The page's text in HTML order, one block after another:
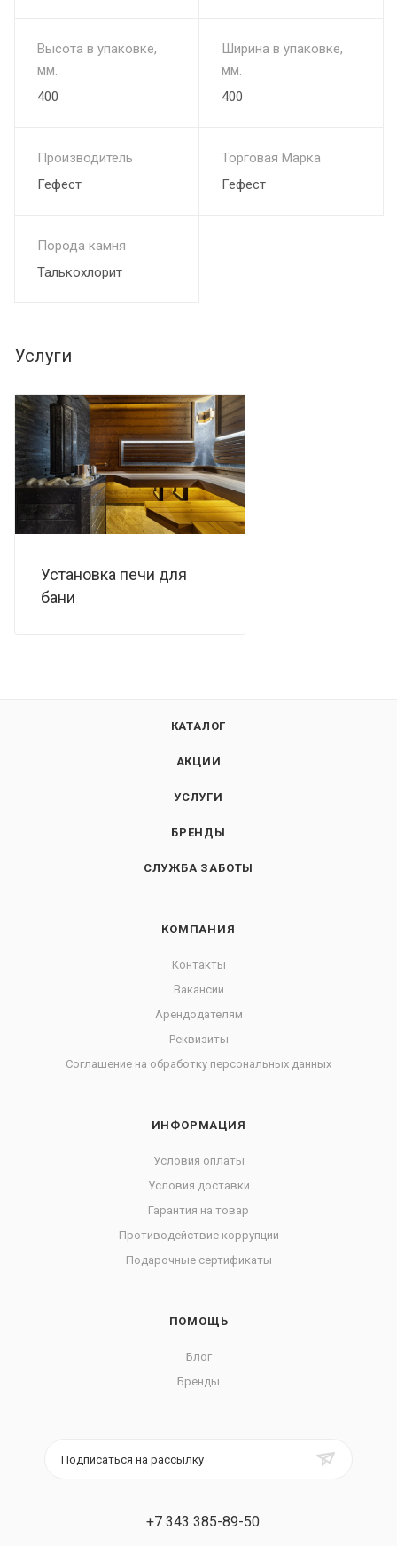
Высота в упаковке,
мм.
400
Ширина в упаковке,
мм.
400
Производитель
Гефест
Торговая Марка
Гефест
Порода камня
Талькохлорит
Услуги
Установка печи для
бани
КАТАЛОГ
АКЦИИ
УСЛУГИ
БРЕНДЫ
СЛУЖБА ЗАБОТЫ
КОМПАНИЯ
Контакты
Вакансии
Арендодателям
Реквизиты
Соглашение на обработку персональных данных
ИНФОРМАЦИЯ
Условия оплаты
Условия доставки
Гарантия на товар
Противодействие коррупции
Подарочные сертификаты
ПОМОЩЬ
Блог
Бренды
Подписаться на рассылку
+7 343 385-89-50